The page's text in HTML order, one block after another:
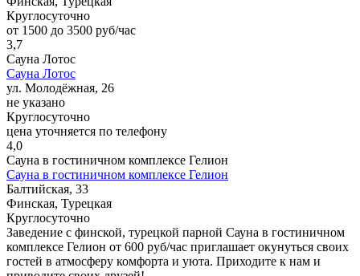
Круглосуточно
от 1500 до 3500 руб/час
3,7
Сауна Лотос
Сауна Лотос
ул. Молодёжная, 26
не указано
Круглосуточно
цена уточняется по телефону
4,0
Сауна в гостиничном комплексе Гелион
Сауна в гостиничном комплексе Гелион
Балтийская, 33
Финская, Турецкая
Круглосуточно
Заведение с финской, турецкой парной Сауна в гостиничном
комплексе Гелион от 600 руб/час приглашает окунуться своих
гостей в атмосферу комфорта и уюта. Приходите к нам и